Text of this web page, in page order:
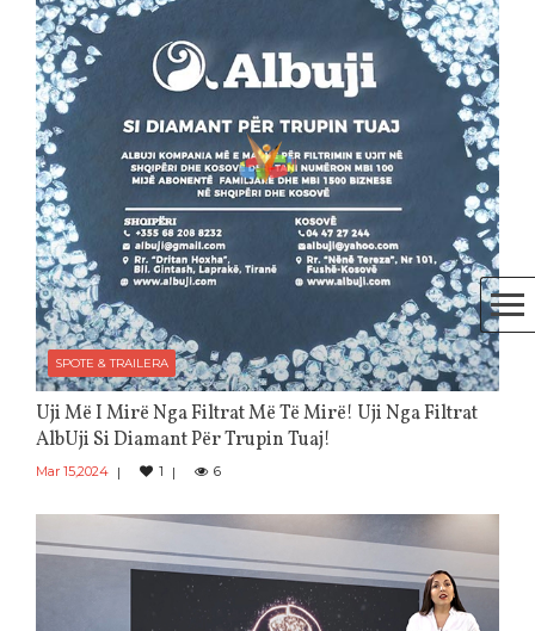
SPOTE & TRAILERA
Uji Më I Mirë Nga Filtrat Më Të Mirë! Uji Nga Filtrat
AlbUji Si Diamant Për Trupin Tuaj!
Mar 15,2024 1 6